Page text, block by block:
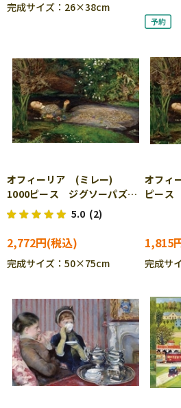
完成サイズ：26×38cm
オフィーリア (ミレー)
1000ピース ジグソーパズ
ル CUT-1000-101
5.0 (2)
2,772円
完成サイズ：50×75cm
オフィ
ピー
1,815
完成サ